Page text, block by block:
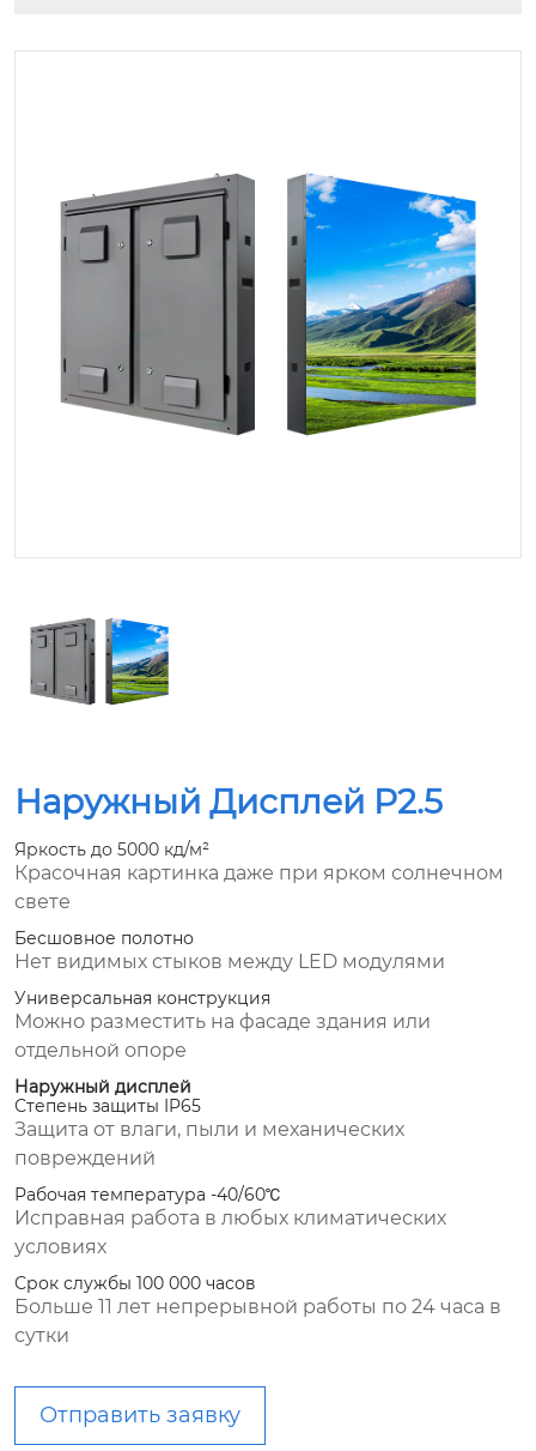
Наружный Дисплей P2.5
Яркость до 5000 кд/м²
Красочная картинка даже при ярком солнечном
свете
Бесшовное полотно
Нет видимых стыков между LED модулями
Универсальная конструкция
Можно разместить на фасаде здания или
отдельной опоре
Наружный дисплей
Степень защиты IP65
Защита от влаги, пыли и механических
повреждений
Рабочая температура -40/60℃
Исправная работа в любых климатических
условиях
Срок службы 100 000 часов
Больше 11 лет непрерывной работы по 24 часа в
сутки
Отправить заявку